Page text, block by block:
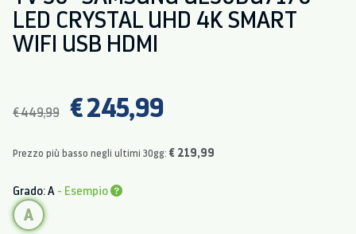
LED CRYSTAL UHD 4K SMART
WIFI USB HDMI
€ 449,99 € 245,99
Prezzo più basso negli ultimi 30gg: € 219,99
Grado: A - Esempio
A